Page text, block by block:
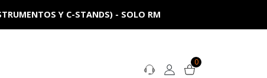
0
Y C-STANDS) - SOLO RM